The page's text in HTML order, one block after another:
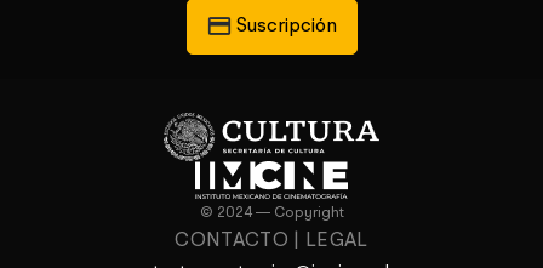
Suscripción
© 2024 — Copyright
CONTACTO LEGAL